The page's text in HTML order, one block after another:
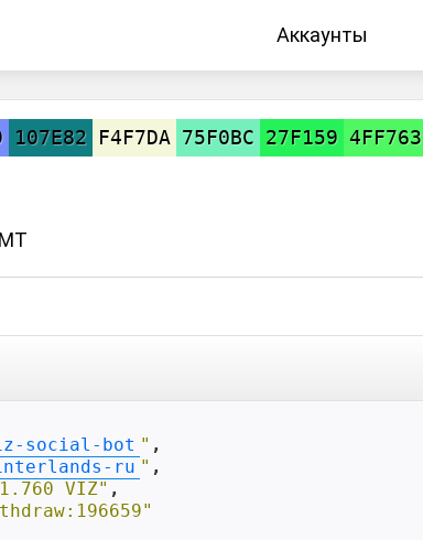
Аккаунты
107E82 F4F7DA 75F0BC 27F159 4FF763
social-bot " ,
ru " ,
VIZ" ,